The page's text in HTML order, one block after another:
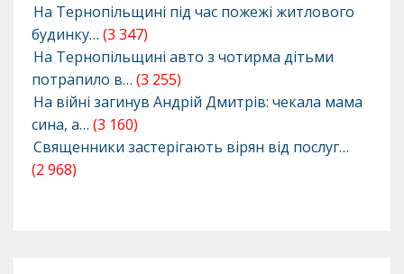
На Тернопільщині під час пожежі житлового
будинку… (3 347)
На Тернопільщині авто з чотирма дітьми
потрапило в… (3 255)
На війні загинув Андрій Дмитрів: чекала мама
сина, а… (3 160)
Священники застерігають вірян від послуг…
(2 968)